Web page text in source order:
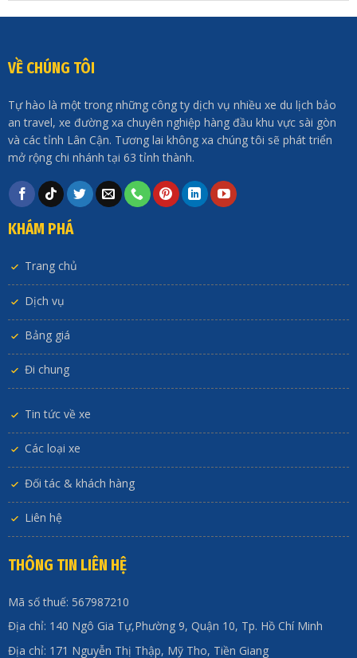
VỀ CHÚNG TÔI
Tự hào là một trong những công ty dịch vụ nhiều xe du lịch bảo
an travel, xe đường xa chuyên nghiệp hàng đầu khu vực sài gòn
và các tỉnh Lân Cận. Tương lai không xa chúng tôi sẽ phát triển
mở rộng chi nhánh tại 63 tỉnh thành.
KHÁM PHÁ
Trang chủ
Dịch vụ
Bảng giá
Đi chung
Tin tức về xe
Các loại xe
Đối tác & khách hàng
Liên hệ
THÔNG TIN LIÊN HỆ
Mã số thuế: 567987210
Địa chỉ: 140 Ngô Gia Tự,Phường 9, Quận 10, Tp. Hồ Chí Minh
Địa chỉ: 171 Nguyễn Thị Thập, Mỹ Tho, Tiền Giang